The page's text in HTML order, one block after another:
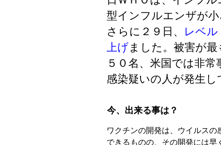
型インフルエンザが
さらに２９日、
レベ
上げました。被害が
５０名、米国では非
感染疑いの人が発生
今、出来る事は？
ワクチンの開発は、ウイルス
できるものの、その開発には